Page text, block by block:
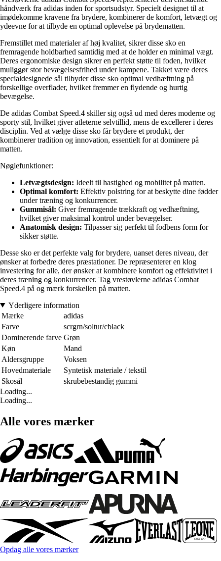
håndværk fra adidas inden for sportsudstyr. Specielt designet til at
imødekomme kravene fra brydere, kombinerer de komfort, letvægt og
ydeevne for at tilbyde en optimal oplevelse på brydematten.
Fremstillet med materialer af høj kvalitet, sikrer disse sko en
fremragende holdbarhed samtidig med at de holder en minimal vægt.
Deres ergonomiske design sikrer en perfekt støtte til foden, hvilket
muliggør stor bevægelsesfrihed under kampene. Takket være deres
specialdesignede sål tilbyder disse sko optimal vedhæftning på
forskellige overflader, hvilket fremmer en flydende og hurtig
bevægelse.
De adidas Combat Speed.4 skiller sig også ud med deres moderne og
sporty stil, hvilket giver atleterne selvtillid, mens de excellerer i deres
disciplin. Ved at vælge disse sko får brydere et produkt, der
kombinerer tradition og innovation, essentielt for at dominere på
matten.
Nøglefunktioner:
Letvægtsdesign: Ideelt til hastighed og mobilitet på matten.
Optimal komfort: Effektiv polstring for at beskytte dine fødder
under træning og konkurrencer.
Gummisål: Giver fremragende trækkraft og vedhæftning,
hvilket giver maksimal kontrol under bevægelser.
Anatomisk design: Tilpasser sig perfekt til fodbens form for
sikker støtte.
Dessе sko er det perfekte valg for brydere, uanset deres niveau, der
ønsker at forbedre deres præstationer. De repræsenterer en klog
investering for alle, der ønsker at kombinere komfort og effektivitet i
deres træning og konkurrencer. Tag vrestøvlerne adidas Combat
Speed.4 på og mærk forskellen på matten.
Yderligere information
Mærke
adidas
Farve
scrgrn/soltur/cblack
Dominerende farve Grøn
Køn
Mand
Aldersgruppe
Voksen
Hovedmateriale
Syntetisk materiale / tekstil
Skosål
skrubebestandig gummi
Loading...
Loading...
Alle vores mærker
Opdag alle vores mærker